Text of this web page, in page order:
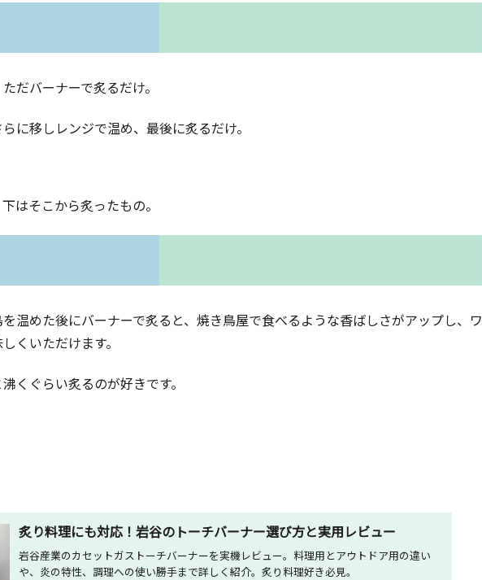
だバーナーで炙るだけ。
に移しレンジで温め、最後に炙るだけ。
はそこから炙ったもの。
温めた後にバーナーで炙ると、焼き鳥屋で食べるような香ばしさがアップし、ワ
くいただけます。
くぐらい炙るのが好きです。
炙り料理にも対応！岩谷のトーチバーナー選び方と実用レビュー
岩谷産業のカセットガストーチバーナーを実機レビュー。料理用とアウトドア用の違い
や、炎の特性、調理への使い勝手まで詳しく紹介。炙り料理好き必見。